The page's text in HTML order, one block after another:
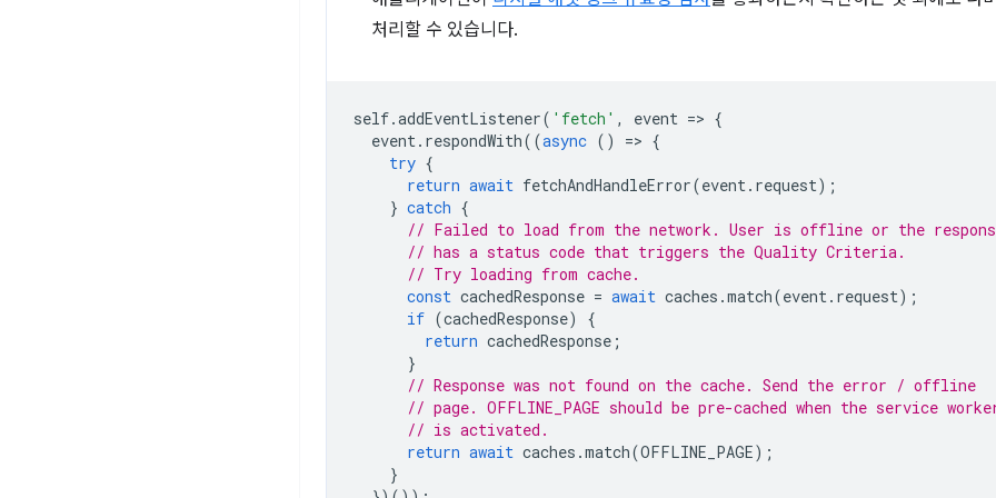
처리할 수 있습니다.
self.addEventListener( 'fetch' , event => {
event. respondWith((async () => {
try {
return await fetchAndHandleError(event. request);
} catch {
// Failed to load from the network. User is offline or the
// has a status code that triggers the Quality Criteria.
// Try loading from cache.
const cachedResponse = await caches .match(event. request);
if (cachedResponse)
{
return cachedResponse ;
}
// Response was not found on the cache. Send the error / offline
// page. OFFLINE_PAGE should be pre-cached when the service
// is activated.
return await caches .match(OFFLINE_PAGE);
}